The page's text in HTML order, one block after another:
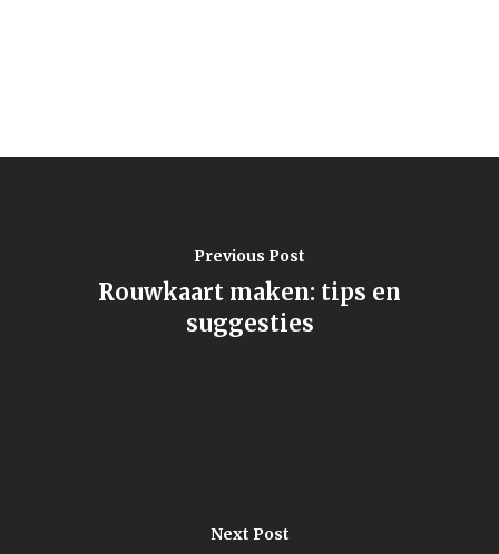
Previous Post
Rouwkaart maken: tips en
suggesties
Next Post